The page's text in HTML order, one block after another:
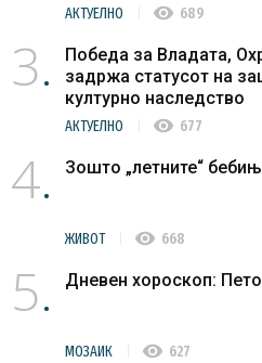
АКТУЕЛНО visibility 689
3
Победа за Владата,
задржа статусот на
културно наследство
АКТУЕЛНО visibility 677
4 Зошто „летните“
ЖИВОТ visibility 668
5 Дневен хороскоп:
МОЗАИК visibility 627